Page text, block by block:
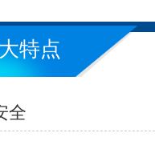
特点
全